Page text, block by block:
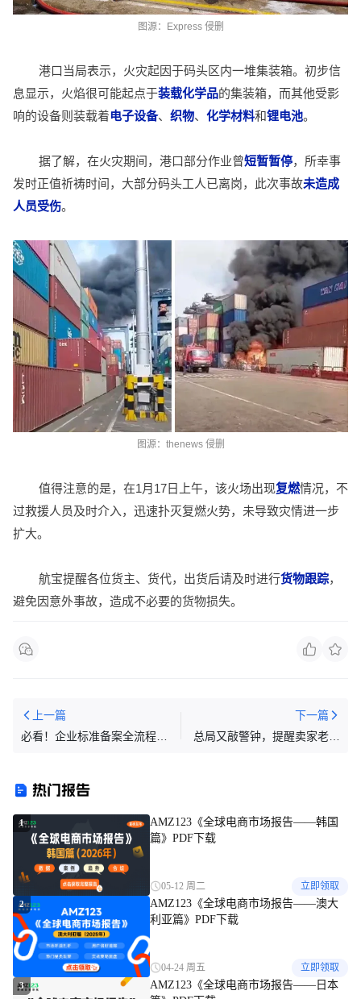
图源： Express 侵删
港口当局表示，火灾起因于码头区内一堆集装箱。初步信
息显示，火焰很可能起点于装载化学品的集装箱，而其他受影
响的设备则装载着电子设备、 织物、 化学材料和锂电池。
据了解，在火灾期间，港口部分作业曾短暂暂停，所幸事
发时正值祈祷时间，大部分码头工人已离岗，此次事故未造成
人员受伤。
图源： thenews 侵删
值得注意的是，在1月17日上午，该火场出现复燃情况，不
过救援人员及时介入，迅速扑灭复燃火势，未导致灾情进一步
扩大。
航宝提醒各位货主、货代， 出货后请及时进行货物跟踪，
避免因意外事故，造成不必要的货物损失。
上一篇
必看！企业标准备案全流程解
下一篇
总局又敲警钟，提醒卖家老板
热门报告
1
AMZ123《全球电商市场报告——韩国
篇》PDF下载
05-12 周二 立即领取
2
AMZ123《全球电商市场报告——澳大
利亚篇》PDF下载
04-24 周五 立即领取
3
AMZ123《全球电商市场报告——日本